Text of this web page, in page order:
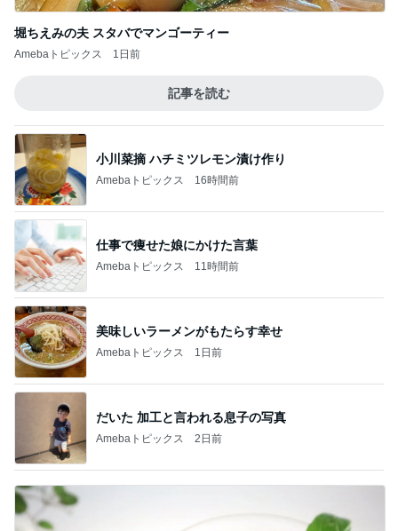
堀ちえみの夫 スタバでマンゴーティー
Amebaトピックス 1日前
記事を読む
小川菜摘 ハチミツレモン漬け作り
Amebaトピックス 16時間前
仕事で痩せた娘にかけた言葉
Amebaトピックス 11時間前
美味しいラーメンがもたらす幸せ
Amebaトピックス 1日前
だいた 加工と言われる息子の写真
Amebaトピックス 2日前